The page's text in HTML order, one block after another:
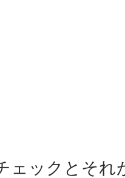
ェックとそれ